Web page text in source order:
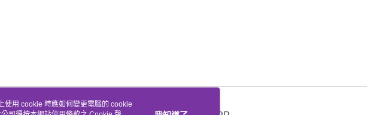
使用 cookie 時應如何變更電腦的 cookie